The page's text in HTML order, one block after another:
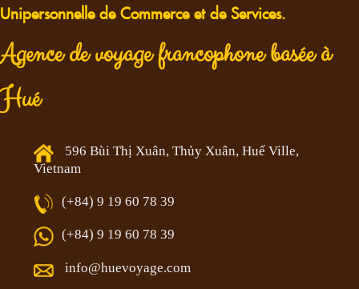
Unipersonnelle de Commerce et de Services.
Agence de voyage francophone basée à
Hué
596 Bùi Thị Xuân, Thủy Xuân, Huế Ville,
Vietnam
(+84) 9 19 60 78 39
(+84) 9 19 60 78 39
info@huevoyage.com